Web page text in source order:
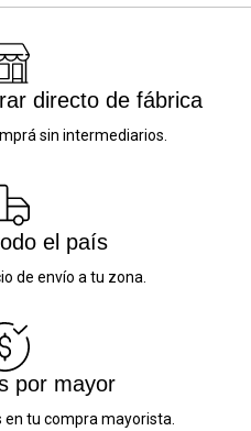
directo de fábrica
sin intermediarios.
el país
de envío a tu zona.
por mayor
tu compra mayorista.